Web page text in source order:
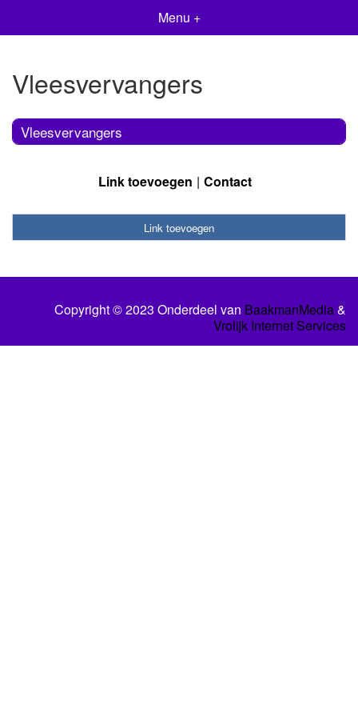
Menu +
Vleesvervangers
Vleesvervangers
Link toevoegen Contact
Link toevoegen
Copyright © 2023 Onderdeel van BaakmanMedia&
Vrolijk Internet Services